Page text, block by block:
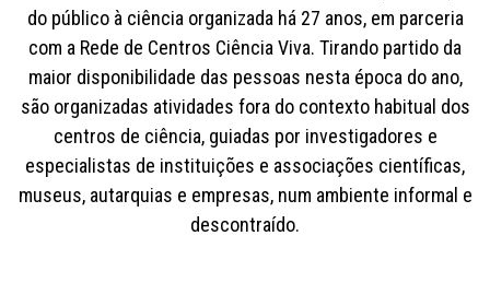
do público à ciência organizada há 27 anos, em parceria
com a Rede de Centros Ciência Viva. Tirando partido da
maior disponibilidade das pessoas nesta época do ano,
são organizadas atividades fora do contexto habitual dos
centros de ciência, guiadas por investigadores e
especialistas de instituições e associações científicas,
museus, autarquias e empresas, num ambiente informal e
descontraído.